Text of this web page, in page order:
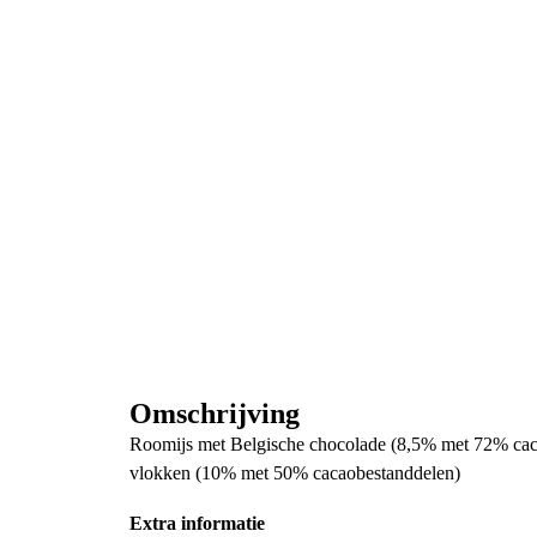
Omschrijving
Roomijs met Belgische chocolade (8,5% met 72%
vlokken (10% met 50% cacaobestanddelen)
Extra informatie